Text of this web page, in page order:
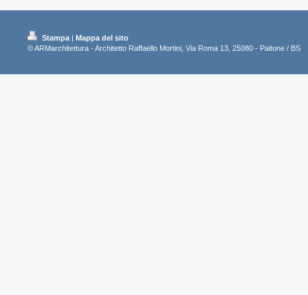
Stampa | Mappa del sito
© ARMarchitettura - Architetto Raffaello Mortini, Via Roma 13, 25080 - Paitone / BS